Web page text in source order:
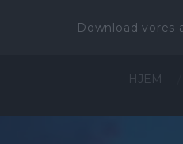
Download vores
HJEM